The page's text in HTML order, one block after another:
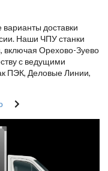
доставки
Наши ЧПУ станки
включая Орехово-Зуево
с ведущими
ПЭК, Деловые Линии,